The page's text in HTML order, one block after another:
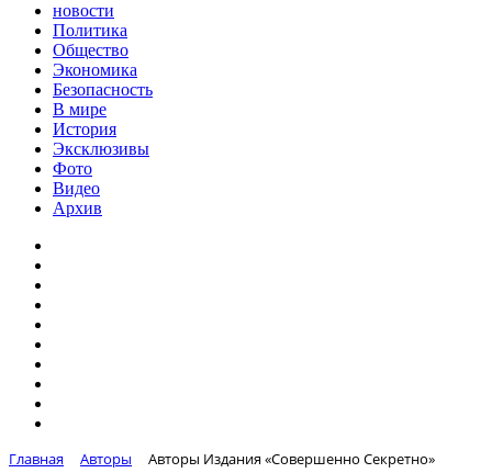
новости
Политика
Общество
Экономика
Безопасность
В мире
История
Эксклюзивы
Фото
Видео
Архив
Главная Авторы Авторы Издания «Совершенно Секретно»